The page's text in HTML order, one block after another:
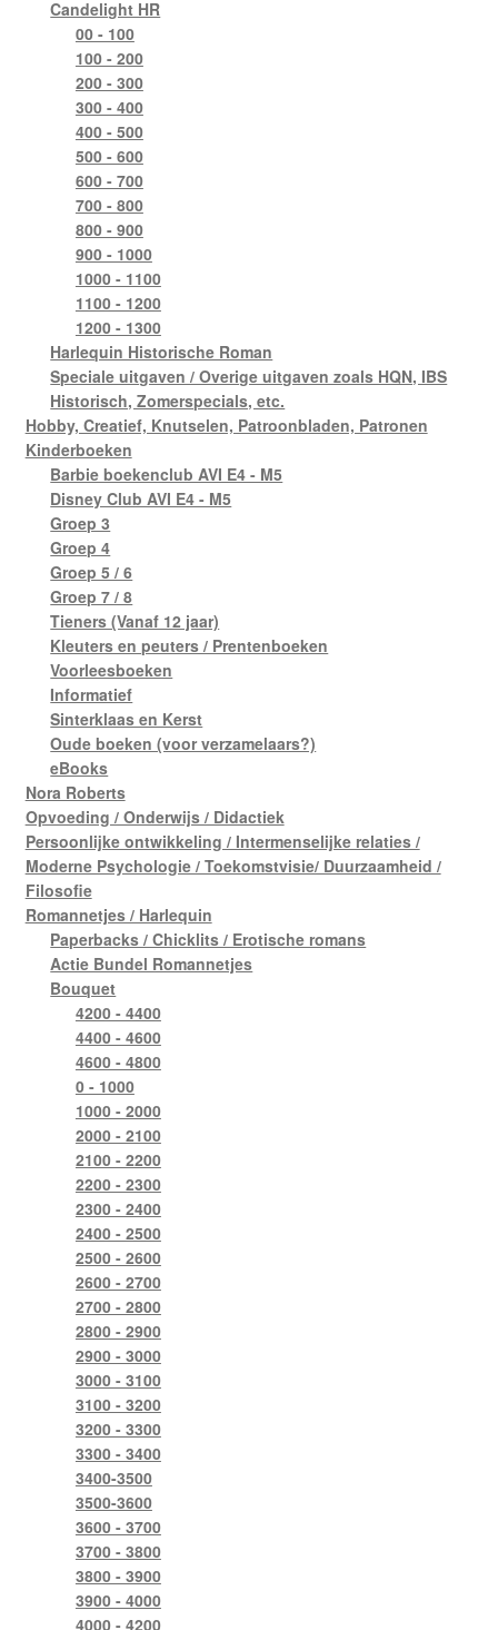
Candelight HR
00 - 100
100 - 200
200 - 300
300 - 400
400 - 500
500 - 600
600 - 700
700 - 800
800 - 900
900 - 1000
1000 - 1100
1100 - 1200
1200 - 1300
Harlequin Historische Roman
Speciale uitgaven / Overige uitgaven zoals HQN, IBS
Historisch, Zomerspecials, etc.
Hobby, Creatief, Knutselen, Patroonbladen, Patronen
Kinderboeken
Barbie boekenclub AVI E4 - M5
Disney Club AVI E4 - M5
Groep 3
Groep 4
Groep 5 / 6
Groep 7 / 8
Tieners (Vanaf 12 jaar)
Kleuters en peuters / Prentenboeken
Voorleesboeken
Informatief
Sinterklaas en Kerst
Oude boeken (voor verzamelaars?)
eBooks
Nora Roberts
Opvoeding / Onderwijs / Didactiek
Persoonlijke ontwikkeling / Intermenselijke relaties /
Moderne Psychologie / Toekomstvisie/ Duurzaamheid /
Filosofie
Romannetjes / Harlequin
Paperbacks / Chicklits / Erotische romans
Actie Bundel Romannetjes
Bouquet
4200 - 4400
4400 - 4600
4600 - 4800
0 - 1000
1000 - 2000
2000 - 2100
2100 - 2200
2200 - 2300
2300 - 2400
2400 - 2500
2500 - 2600
2600 - 2700
2700 - 2800
2800 - 2900
2900 - 3000
3000 - 3100
3100 - 3200
3200 - 3300
3300 - 3400
3400-3500
3500-3600
3600 - 3700
3700 - 3800
3800 - 3900
3900 - 4000
4000 - 4200